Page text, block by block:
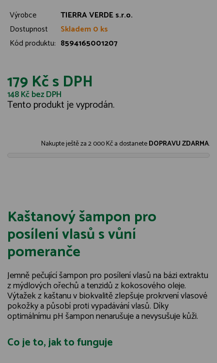
Výrobce
TIERRA VERDE s.r.o.
Dostupnost
Skladem 0 ks
Kód produktu: 8594165001207
179 Kčs DPH
148 Kčbez DPH
Tento produkt je vyprodán.
Nakupte ještě za2 000 Kča dostaneteDOPRAVU ZDARMA.
Kaštanový šampon pro
posílení vlasů s vůní
pomeranče
Jemně pečující šampon pro posílení vlasů na bázi extraktu
z mýdlových ořechů a tenzidů z kokosového oleje.
Výtažek z kaštanu v biokvalitě zlepšuje prokrvení vlasové
pokožky a působí proti vypadávání vlasů. Díky
optimálnímu pH šampon nenarušuje a nevysušuje kůži.
Co je to, jak to funguje